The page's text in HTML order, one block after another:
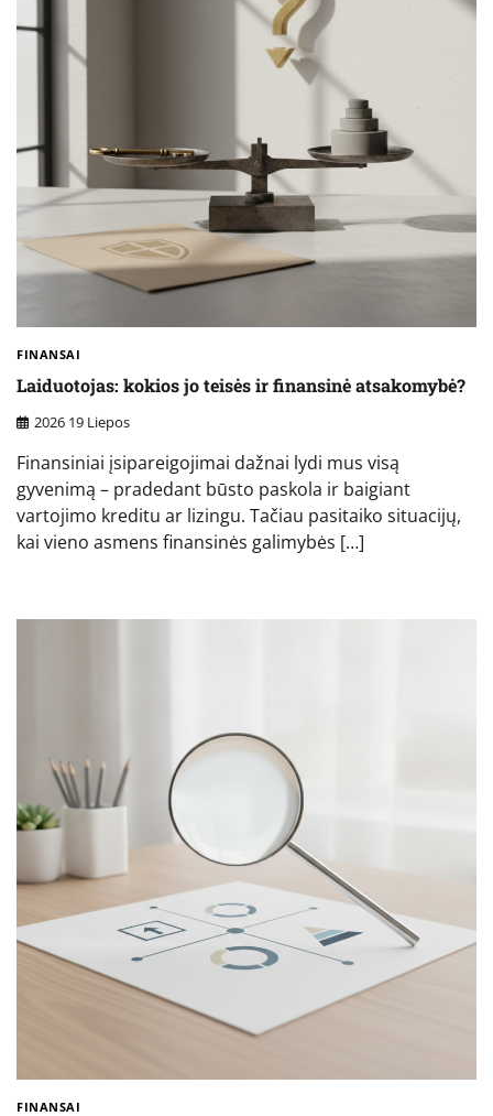
FINANSAI
Laiduotojas: kokios jo teisės ir finansinė atsakomybė?
2026 19 Liepos
Finansiniai įsipareigojimai dažnai lydi mus visą
gyvenimą – pradedant būsto paskola ir baigiant
vartojimo kreditu ar lizingu. Tačiau pasitaiko situacijų,
kai vieno asmens finansinės galimybės […]
FINANSAI